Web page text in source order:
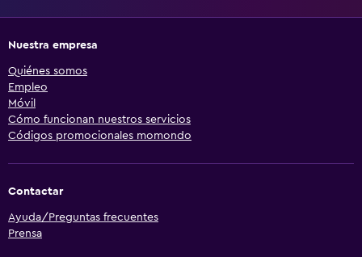
Nuestra empresa
Quiénes somos
Empleo
Móvil
Cómo funcionan nuestros servicios
Códigos promocionales momondo
Contactar
Ayuda/Preguntas frecuentes
Prensa